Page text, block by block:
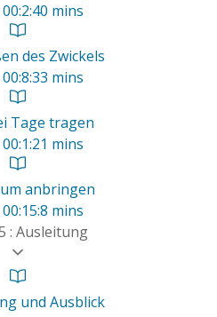
mins
des Zwickels
mins
Tage tragen
mins
anbringen
mins
: Ausleitung
und Ausblick